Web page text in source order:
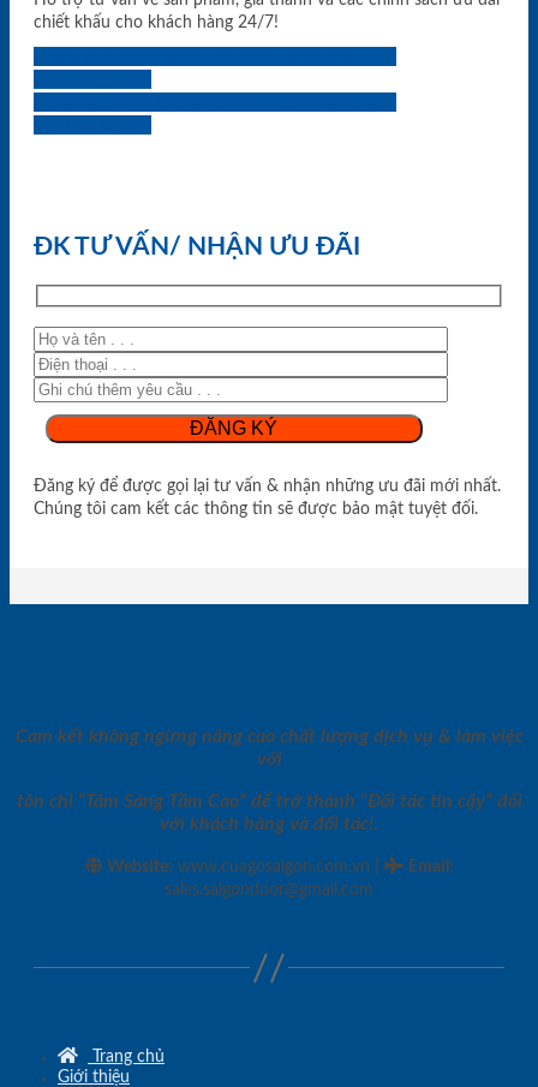
chiết khấu cho khách hàng 24/7!
ĐK TƯ VẤN/ NHẬN ƯU ĐÃI
Đăng ký để được gọi lại tư vấn & nhận những ưu đãi mới nhất.
Chúng tôi cam kết các thông tin sẽ được bảo mật tuyệt đối.
Cam kết không ngừng nâng cao chất lượng dịch vụ & làm việc
với
tôn chỉ “Tâm Sáng Tầm Cao” để trở thành “Đối tác tin cậy” đối
với khách hàng và đối tác!.
Website: www.cuagosaigon.com.vn Email :
sales.saigondoor@gmail.com
Trang chủ
Giới thiệu